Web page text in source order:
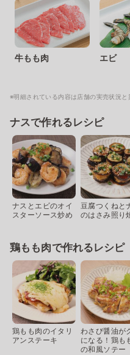
牛もも肉 エビ
※明細されている内容は店舗の実売状況と
ナスで作れるレシピ
ナスとエビのオイ
スターソース炒め
豆腐つくねと
のはさみ照り
鶏もも肉で作れるレシピ
鶏もも肉のイタリ
アンステーキ
わさび醤油が
になる！鶏も
の和風ソテー